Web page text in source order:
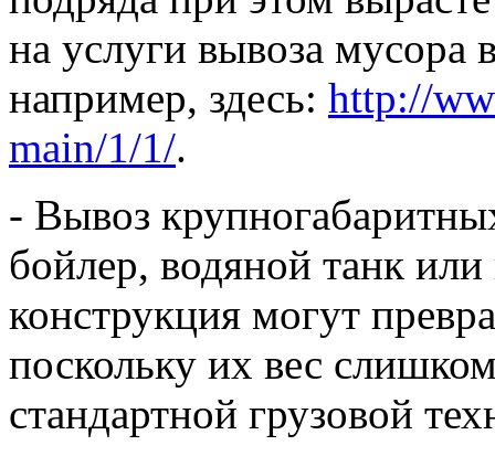
на услуги вывоза мусора
например, здесь: http://
main/1/1/.
- Вывоз
бойлер, водяной танк
конструкция могут
поскольку их вес
стандартной грузовой